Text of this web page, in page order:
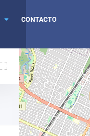
CONTACTO